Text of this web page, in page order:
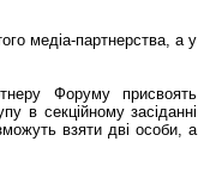
медіа-партнерства, а у
Форуму присвоять
в секційному засіданні
взяти дві особи, а